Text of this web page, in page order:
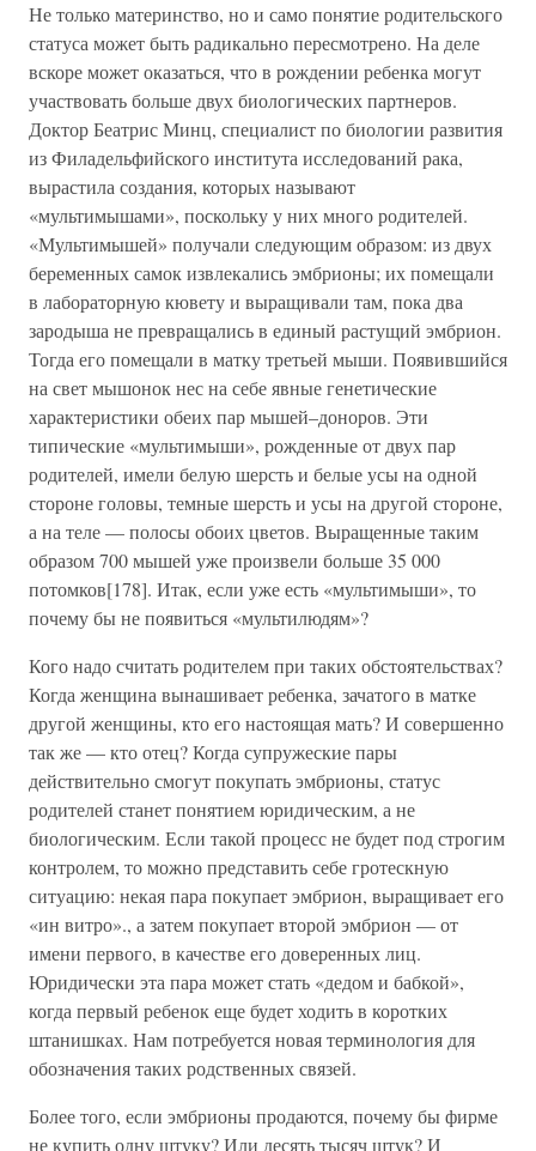
Не только материнство, но и само понятие родительского
статуса может быть радикально пересмотрено. На деле
вскоре может оказаться, что в рождении ребенка могут
участвовать больше двух биологических партнеров.
Доктор Беатрис Минц, специалист по биологии развития
из Филадельфийского института исследований рака,
вырастила создания, которых называют
«мультимышами», поскольку у них много родителей.
«Мультимышей» получали следующим образом: из двух
беременных самок извлекались эмбрионы; их помещали
в лабораторную кювету и выращивали там, пока два
зародыша не превращались в единый растущий эмбрион.
Тогда его помещали в матку третьей мыши. Появившийся
на свет мышонок нес на себе явные генетические
характеристики обеих пар мышей–доноров. Эти
типические «мультимыши», рожденные от двух пар
родителей, имели белую шерсть и белые усы на одной
стороне головы, темные шерсть и усы на другой стороне,
а на теле — полосы обоих цветов. Выращенные таким
образом 700 мышей уже произвели больше 35 000
потомков[178]. Итак, если уже есть «мультимыши», то
почему бы не появиться «мультилюдям»?
Кого надо считать родителем при таких обстоятельствах?
Когда женщина вынашивает ребенка, зачатого в матке
другой женщины, кто его настоящая мать? И совершенно
так же — кто отец? Когда супружеские пары
действительно смогут покупать эмбрионы, статус
родителей станет понятием юридическим, а не
биологическим. Если такой процесс не будет под строгим
контролем, то можно представить себе гротескную
ситуацию: некая пара покупает эмбрион, выращивает его
«ин витро»., а затем покупает второй эмбрион — от
имени первого, в качестве его доверенных лиц.
Юридически эта пара может стать «дедом и бабкой»,
когда первый ребенок еще будет ходить в коротких
штанишках. Нам потребуется новая терминология для
обозначения таких родственных связей.
Более того, если эмбрионы продаются, почему бы фирме
не купить одну штуку? Или десять тысяч штук? И